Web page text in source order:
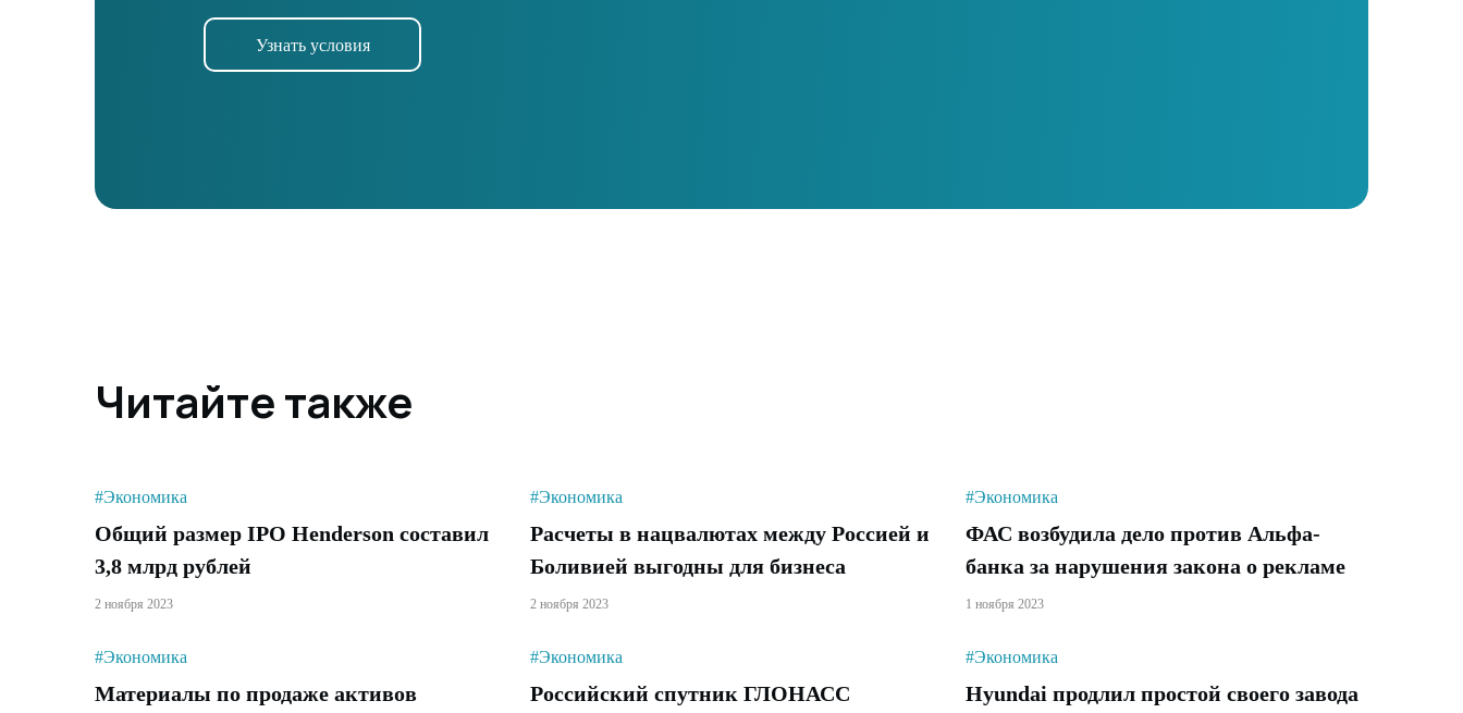
Узнать условия
Читайте также
#Экономика
Общий размер IPO Henderson составил
3,8 млрд рублей
2 ноября 2023
#Экономика
Расчеты в нацвалютах между Россией и
Боливией выгодны для бизнеса
2 ноября 2023
#Экономика
ФАС возбудила дело против Альфа-
банка за нарушения закона о рекламе
1 ноября 2023
#Экономика
Материалы по продаже активов
#Экономика
Российский спутник ГЛОНАСС
#Экономика
Hyundai продлил простой своего завода